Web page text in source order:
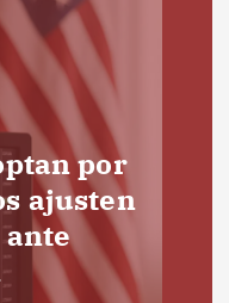
por
ajusten